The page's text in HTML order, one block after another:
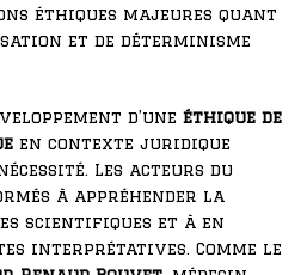
éthiques majeures quant
et de déterminisme
d’une éthique de
en contexte juridique
Les acteurs du
à appréhender la
scientifiques et à en
interprétatives. Comme le